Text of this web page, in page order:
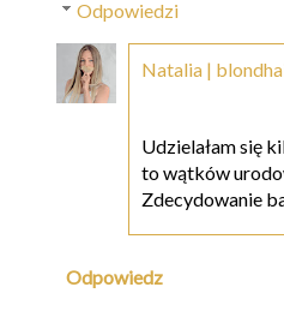
Odpowiedzi
Natalia |
Udzielałam się
to wątków
Zdecydowanie
Odpowiedz